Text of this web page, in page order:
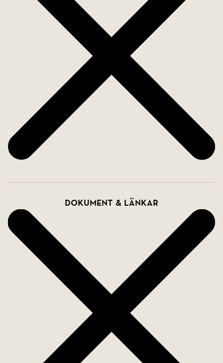
Dokument & länkar